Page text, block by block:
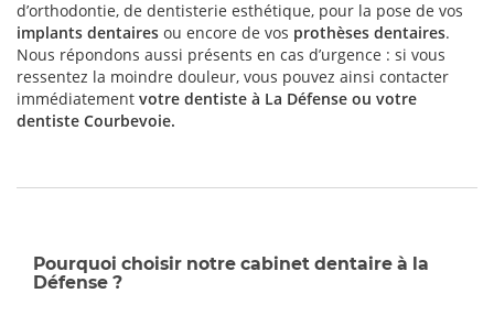
d’orthodontie, de dentisterie esthétique, pour la pose de vos
implants dentaires ou encore de vos prothèses dentaires.
Nous répondons aussi présents en cas d’urgence : si vous
ressentez la moindre douleur, vous pouvez ainsi contacter
immédiatement votre dentiste à La Défense ou votre
dentiste Courbevoie.
Pourquoi choisir notre cabinet dentaire à la
Défense ?